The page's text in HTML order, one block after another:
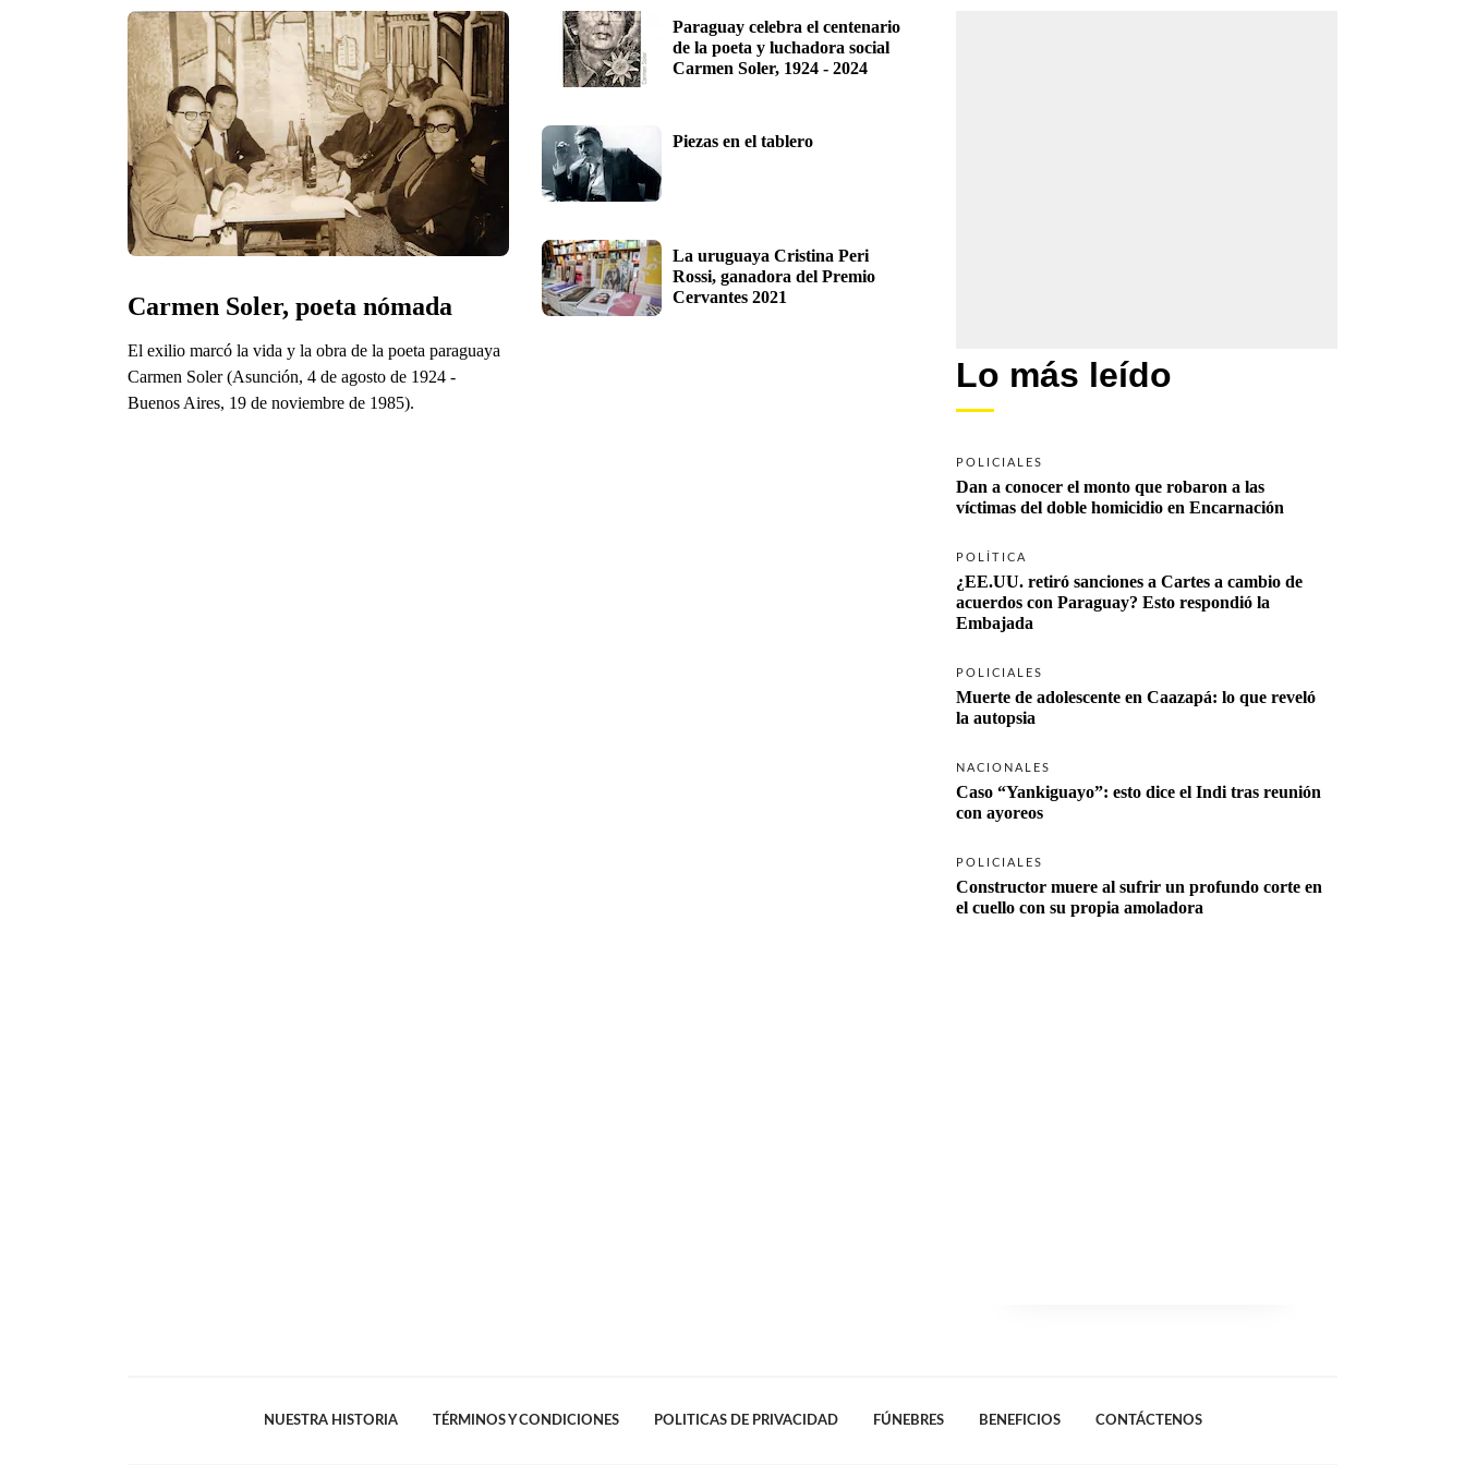
Carmen Soler, poeta nómada
El exilio marcó la vida y la obra de la poeta paraguaya
Carmen Soler (Asunción, 4 de agosto de 1924 -
Buenos Aires, 19 de noviembre de 1985).
Paraguay celebra el centenario
de la poeta y luchadora social
Carmen Soler, 1924 - 2024
Piezas en el tablero
La uruguaya Cristina Peri
Rossi, ganadora del Premio
Lo más leído
POLICIALES
Dan a conocer el monto que robaron a las
víctimas del doble homicidio en Encarnación
POLÍTICA
¿EE.UU. retiró sanciones a Cartes a cambio de
acuerdos con Paraguay? Esto respondió la
Embajada
POLICIALES
Muerte de adolescente en Caazapá: lo que reveló
la autopsia
NACIONALES
Caso “Yankiguayo”: esto dice el Indi tras reunión
con ayoreos
POLICIALES
Constructor muere al sufrir un profundo corte en
el cuello con su propia amoladora
NUESTRA HISTORIA TÉRMINOS Y CONDICIONES POLITICAS DE PRIVACIDAD FÚNEBRES BENEFICIOS CONTÁCTENOS